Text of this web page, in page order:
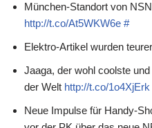
München-Standort von
http://t.co/At5WKW6e #
Elektro-Artikel wurden teurer
Jaaga, der wohl coolste
der Welt http://t.co/1o4XjErk
Neue Impulse für Handy-